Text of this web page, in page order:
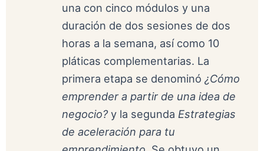
una con cinco módulos y una
duración de dos sesiones de dos
horas a la semana, así como 10
pláticas complementarias. La
primera etapa se denominó ¿Cómo
emprender a partir de una idea de
negocio?y la segunda Estrategias
de aceleración para tu